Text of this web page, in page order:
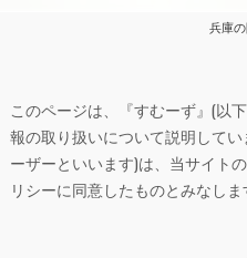
兵庫
このページは、『すむーず』(以
報の取り扱いについて説明して
ーザーといいます)は、当サイト
リシーに同意したものとみなしま